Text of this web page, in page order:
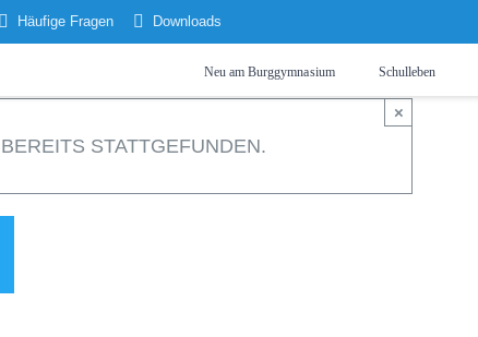
Häufige Fragen Downloads
Neu am Burggymnasium Schulleben
STATTGEFUNDEN.
×